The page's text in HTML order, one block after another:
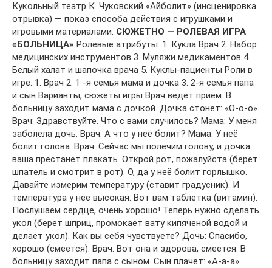
Кукольный театр К. Чуковский «Айболит» (инсценировка
отрывка) — показ способа действия с игрушками и
игровыми материалами. СЮЖЕТНО — РОЛЕВАЯ ИГРА
«БОЛЬНИЦА» Ролевые атрибуты: 1. Кукла Врач 2. Набор
медицинских инструментов 3. Муляжи медикаментов 4.
Белый халат и шапочка врача 5. Куклы-пациенты Роли в
игре: 1. Врач 2. 1 -я семья мама и дочка 3. 2-я семья папа
и сын Варианты, сюжеты игры Врач ведет приём. В
больницу заходит мама с дочкой. Дочка стонет: «О-о-о».
Врач: Здравствуйте. Что с вами случилось? Мама: У меня
заболела дочь. Врач: А что у неё болит? Мама: У неё
болит голова. Врач: Сейчас мы полечим голову, и дочка
ваша престанет плакать. Открой рот, пожалуйста (берет
шпатель и смотрит в рот). О, да у неё болит горлышко.
Давайте измерим температуру (ставит градусник). И
температура у неё высокая. Вот вам таблетка (витамин).
Послушаем сердце, очень хорошо! Теперь нужно сделать
укол (берет шприц, промокает вату кипяченой водой и
делает укол). Как вы себя чувствуете? Дочь: Спасибо,
хорошо (смеется). Врач: Вот она и здорова, смеется. В
больницу заходит папа с сыном. Сын плачет: «А-а-а».